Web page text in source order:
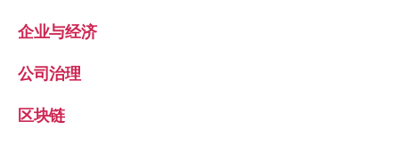
企业与经济
公司治理
区块链